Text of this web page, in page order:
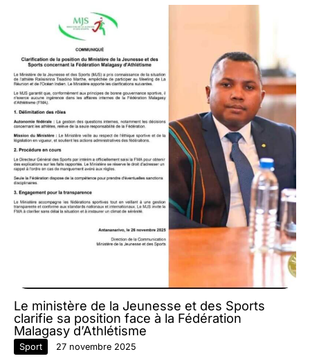
Le ministère de la Jeunesse et des Sports
clarifie sa position face à la Fédération
Malagasy d’Athlétisme
Sport 27 novembre 2025